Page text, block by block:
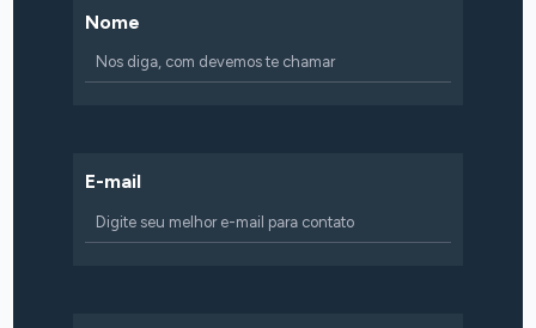
Nome
E-mail